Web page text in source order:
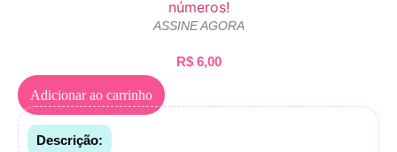
ASSINE AGORA
R$6,00
Adicionar ao carrinho
Descrição: